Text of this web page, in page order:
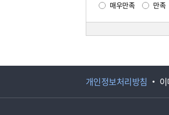
매우만족 만족
개인정보처리방침